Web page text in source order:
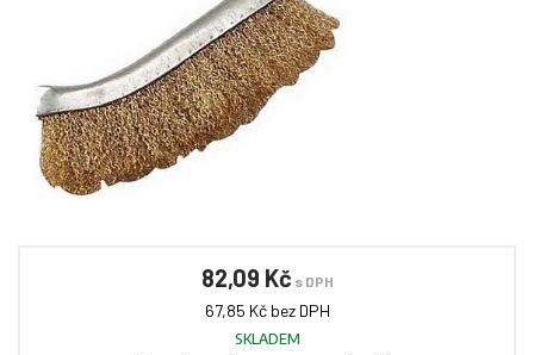
82,09 Kč s DPH
67,85 Kč bez DPH
SKLADEM